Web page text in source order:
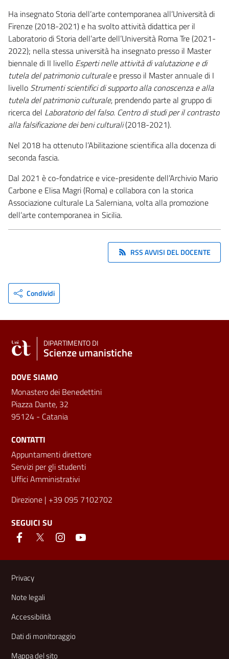
Ha insegnato Storia dell’arte contemporanea all’Università di
Firenze (2018-2021) e ha svolto attività didattica per il
Laboratorio di Storia dell’arte dell’Università Roma Tre (2021-
2022); nella stessa università ha insegnato presso il Master
biennale di II livello Esperti nelle attività di valutazione e di
tutela del patrimonio culturalee presso il Master annuale di I
livello Strumenti scientifici di supporto alla conoscenza e alla
tutela del patrimonio culturale, prendendo parte al gruppo di
ricerca del Laboratorio del falso. Centro di studi per il contrasto
alla falsificazione dei beni culturali(2018-2021).
Nel 2018 ha ottenuto l’Abilitazione scientifica alla docenza di
seconda fascia.
Dal 2021 è co-fondatrice e vice-presidente dell’Archivio Mario
Carbone e Elisa Magri (Roma) e collabora con la storica
Associazione culturale La Salerniana, volta alla promozione
dell’arte contemporanea in Sicilia.
RSS AVVISI DEL DOCENTE
Condividi
DIPARTIMENTO DI
Scienze umanistiche
DOVE SIAMO
Monastero dei Benedettini
Piazza Dante, 32
95124 - Catania
CONTATTI
Appuntamenti direttore
Servizi per gli studenti
Uffici Amministrativi
Direzione | +39 095 7102702
SEGUICI SU
Link e informazioni utili
Privacy
Note legali
Accessibilità
Dati di monitoraggio
Mappa del sito